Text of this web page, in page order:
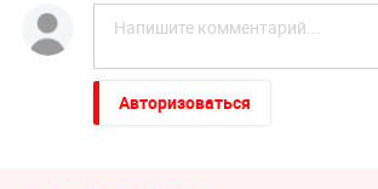
Авторизоваться